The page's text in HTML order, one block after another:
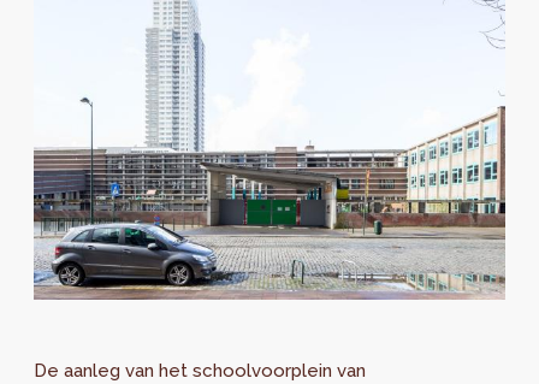
De aanleg van het schoolvoorplein van